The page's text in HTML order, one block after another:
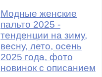
Модные женские
пальто 2025 -
тенденции на зиму,
весну, лето, осень
2025 года, фото
новинок с описанием